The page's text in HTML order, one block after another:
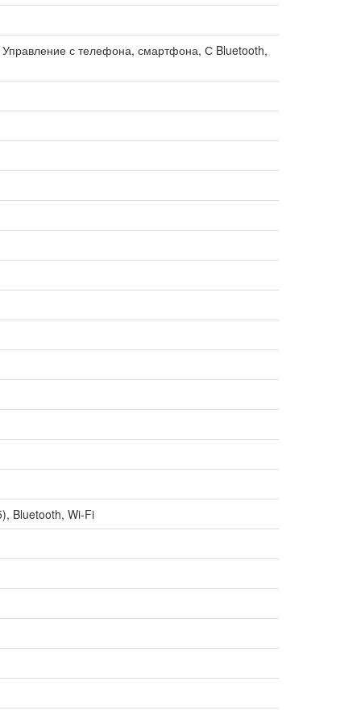
с телефона, смартфона, С Bluetooth,
Bluetooth, Wi-Fi